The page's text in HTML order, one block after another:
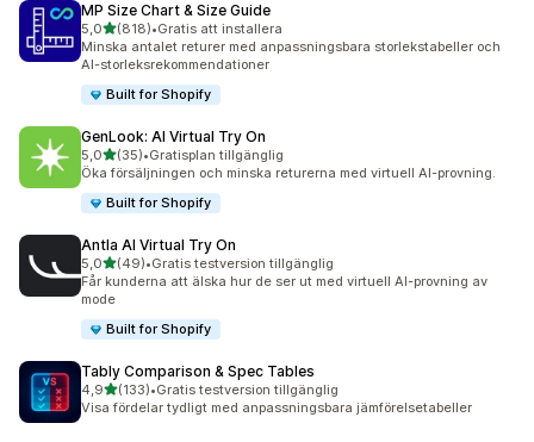
MP Size Chart & Size Guide
5,0av 5 stjärnor
(818)
818 recensioner totalt
•Gratis att installera
Minska antalet returer med anpassningsbara storlekstabeller och
AI-storleksrekommendationer
Built for Shopify
GenLook: AI Virtual Try On
5,0av 5 stjärnor
(35)
35 recensioner totalt
•Gratisplan tillgänglig
Öka försäljningen och minska returerna med virtuell AI-provning.
Built for Shopify
Antla AI Virtual Try On
5,0av 5 stjärnor
(49)
49 recensioner totalt
•Gratis testversion tillgänglig
Får kunderna att älska hur de ser ut med virtuell AI-provning av
mode
Built for Shopify
Tably Comparison & Spec Tables
4,9av 5 stjärnor
(133)
133 recensioner totalt
•Gratis testversion tillgänglig
Visa fördelar tydligt med anpassningsbara jämförelsetabeller